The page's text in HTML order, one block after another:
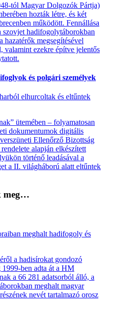
tól Magyar Dolgozók Pártja)
hozták létre, és két
működött. Fennállása
hadifogolytáborokban
hazatérők megsegítésével
valamint ezekre építve jelentős
és polgári személyek
elhurcoltak és eltűntek
ütemében – folyamatosan
dokumentumok digitális
Ellenőrző Bizottság
alapján elkészített
történő leadásával a
a II. világháború alatt eltűntek
meg…
meghalt hadifogoly és
a hadisírokat gondozó
ben adta át a HM
a 66 281 adatsorból álló, a
meghalt magyar
nevét tartalmazó orosz